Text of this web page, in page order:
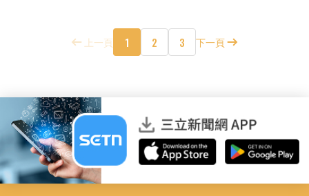
上一頁 1 2 3 下一頁